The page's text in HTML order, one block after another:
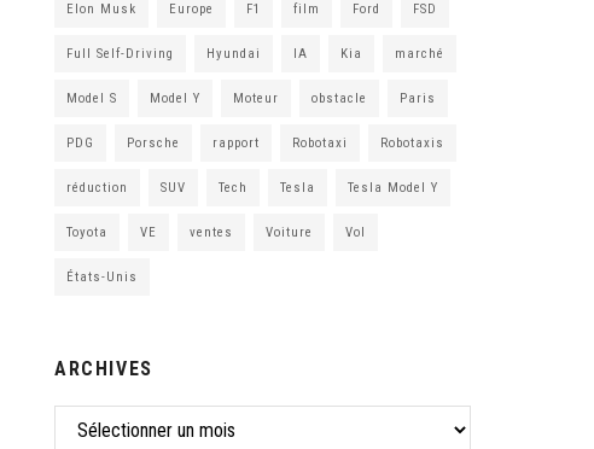
Elon Musk Europe F1 film Ford FSD
Full Self-Driving Hyundai IA Kia marché
Model S Model Y Moteur obstacle Paris
PDG Porsche rapport Robotaxi Robotaxis
réduction SUV Tech Tesla Tesla Model Y
Toyota VE ventes Voiture Vol
États-Unis
ARCHIVES